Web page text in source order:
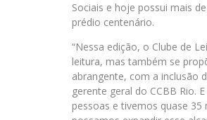
Sociais e hoje possui mais
prédio centenário.
“Nessa edição, o Clube de
leitura, mas também se
abrangente, com a inclusão
gerente geral do CCBB Rio.
pessoas e tivemos quase